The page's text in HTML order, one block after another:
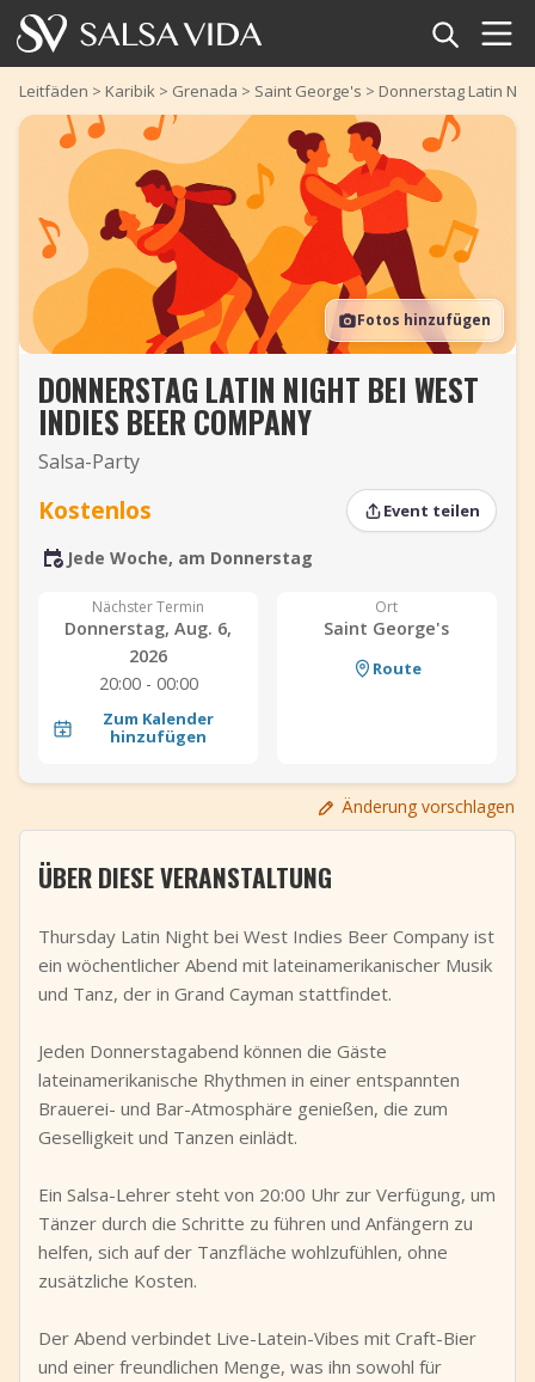
Startseite
Veranstaltungen
Nachrichten
Artikel
Videos
Salsa-Begriffe
TuneTempo
Event hinzufügen
Leitfäden > Karibik > Grenada > Saint George's > Donnerstag Latin
Fotos hinzufügen
DONNERSTAG LATIN NIGHT BEI WEST
INDIES BEER COMPANY
Salsa-Party
Kostenlos Event teilen
Jede Woche, am Donnerstag
Nächster Termin
Donnerstag, Aug. 6,
2026
20:00 - 00:00
Zum Kalender
hinzufügen
Ort
Saint George's
Route
Änderung vorschlagen
ÜBER DIESE VERANSTALTUNG
Thursday Latin Night bei West Indies Beer Company ist
ein wöchentlicher Abend mit lateinamerikanischer Musik
und Tanz, der in Grand Cayman stattfindet.
Jeden Donnerstagabend können die Gäste
lateinamerikanische Rhythmen in einer entspannten
Brauerei- und Bar-Atmosphäre genießen, die zum
Geselligkeit und Tanzen einlädt.
Ein Salsa-Lehrer steht von 20:00 Uhr zur Verfügung, um
Tänzer durch die Schritte zu führen und Anfängern zu
helfen, sich auf der Tanzfläche wohlzufühlen, ohne
zusätzliche Kosten.
Der Abend verbindet Live-Latein-Vibes mit Craft-Bier
und einer freundlichen Menge, was ihn sowohl für